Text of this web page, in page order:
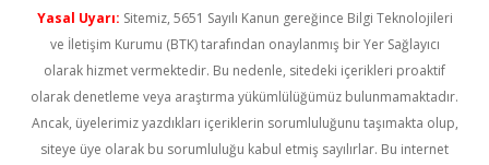
Yasal Uyarı: Sitemiz, 5651 Sayılı Kanun gereğince Bilgi Teknolojileri
ve İletişim Kurumu (BTK) tarafından onaylanmış bir Yer Sağlayıcı
olarak hizmet vermektedir. Bu nedenle, sitedeki içerikleri proaktif
olarak denetleme veya araştırma yükümlülüğümüz bulunmamaktadır.
Ancak, üyelerimiz yazdıkları içeriklerin sorumluluğunu taşımakta olup,
siteye üye olarak bu sorumluluğu kabul etmiş sayılırlar. Bu internet